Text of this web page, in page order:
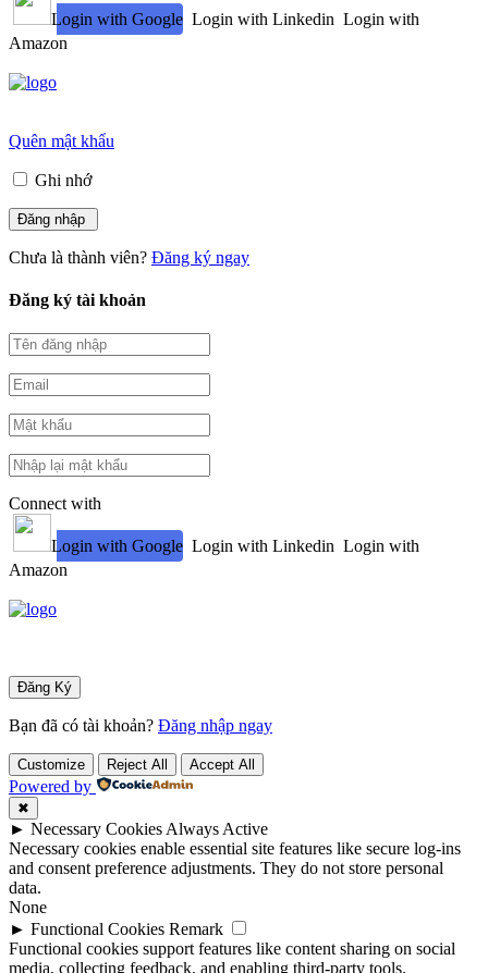
Login with Google Login with Linkedin Login with
Amazon
Quên mật khẩu
Ghi nhớ
Chưa là thành viên? Đăng ký ngay
Đăng ký tài khoản
Connect with
Login with Google Login with Linkedin Login with
Amazon
Bạn đã có tài khoản? Đăng nhập ngay
Customize Reject All Accept All
Powered by
✖
► Necessary Cookies Always Active
Necessary cookies enable essential site features like secure log-ins
and consent preference adjustments. They do not store personal
data.
None
► Functional Cookies Remark
Functional cookies support features like content sharing on social
media, collecting feedback, and enabling third-party tools.